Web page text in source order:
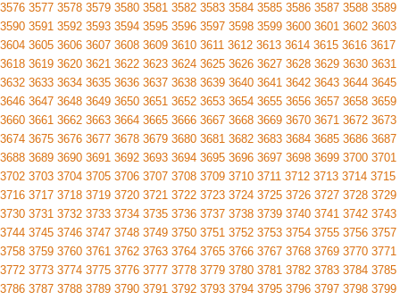
3576 3577 3578 3579 3580 3581 3582 3583 3584 3585 3586 3587 3588 3589
3590 3591 3592 3593 3594 3595 3596 3597 3598 3599 3600 3601 3602 3603
3604 3605 3606 3607 3608 3609 3610 3611 3612 3613 3614 3615 3616 3617
3618 3619 3620 3621 3622 3623 3624 3625 3626 3627 3628 3629 3630 3631
3632 3633 3634 3635 3636 3637 3638 3639 3640 3641 3642 3643 3644 3645
3646 3647 3648 3649 3650 3651 3652 3653 3654 3655 3656 3657 3658 3659
3660 3661 3662 3663 3664 3665 3666 3667 3668 3669 3670 3671 3672 3673
3674 3675 3676 3677 3678 3679 3680 3681 3682 3683 3684 3685 3686 3687
3688 3689 3690 3691 3692 3693 3694 3695 3696 3697 3698 3699 3700 3701
3702 3703 3704 3705 3706 3707 3708 3709 3710 3711 3712 3713 3714 3715
3716 3717 3718 3719 3720 3721 3722 3723 3724 3725 3726 3727 3728 3729
3730 3731 3732 3733 3734 3735 3736 3737 3738 3739 3740 3741 3742 3743
3744 3745 3746 3747 3748 3749 3750 3751 3752 3753 3754 3755 3756 3757
3758 3759 3760 3761 3762 3763 3764 3765 3766 3767 3768 3769 3770 3771
3772 3773 3774 3775 3776 3777 3778 3779 3780 3781 3782 3783 3784 3785
3786 3787 3788 3789 3790 3791 3792 3793 3794 3795 3796 3797 3798 3799